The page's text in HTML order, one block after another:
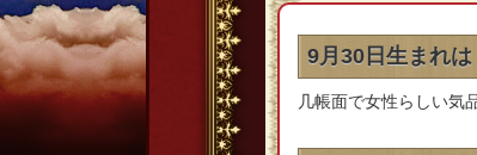
9月30日生まれは
几帳面で女性らしい気